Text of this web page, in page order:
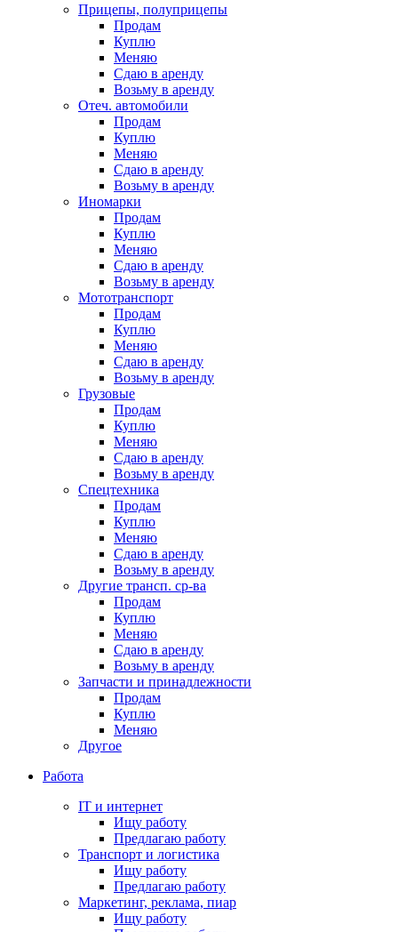
Прицепы, полуприцепы
Продам
Куплю
Меняю
Сдаю в аренду
Возьму в аренду
Отеч. автомобили
Продам
Куплю
Меняю
Сдаю в аренду
Возьму в аренду
Иномарки
Продам
Куплю
Меняю
Сдаю в аренду
Возьму в аренду
Мототранспорт
Продам
Куплю
Меняю
Сдаю в аренду
Возьму в аренду
Грузовые
Продам
Куплю
Меняю
Сдаю в аренду
Возьму в аренду
Спецтехника
Продам
Куплю
Меняю
Сдаю в аренду
Возьму в аренду
Другие трансп. ср-ва
Продам
Куплю
Меняю
Сдаю в аренду
Возьму в аренду
Запчасти и принадлежности
Продам
Куплю
Меняю
Другое
Работа
IT и интернет
Ищу работу
Предлагаю работу
Транспорт и логистика
Ищу работу
Предлагаю работу
Маркетинг, реклама, пиар
Ищу работу